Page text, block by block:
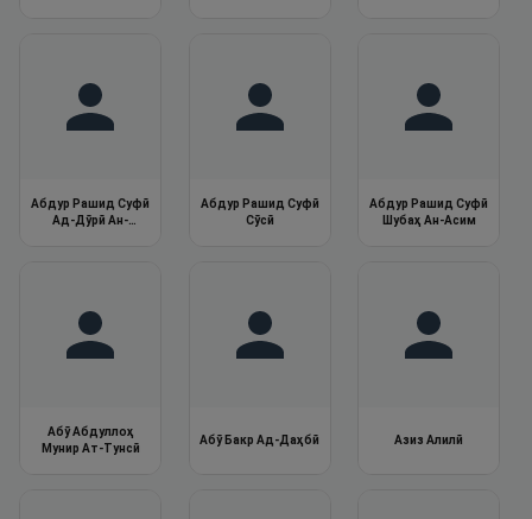
Абдур Рашид Суфӣ
Ад-Дӯрӣ Ан-
Абдур Рашид Суфӣ
Сӯсӣ
Абдур Рашид Суфӣ
Шубаҳ Ан-Асим
Абӯ Абдуллоҳ
Мунир Ат-Тунсӣ
Абӯ Бакр Ад-Даҳбӣ Азиз Алилӣ